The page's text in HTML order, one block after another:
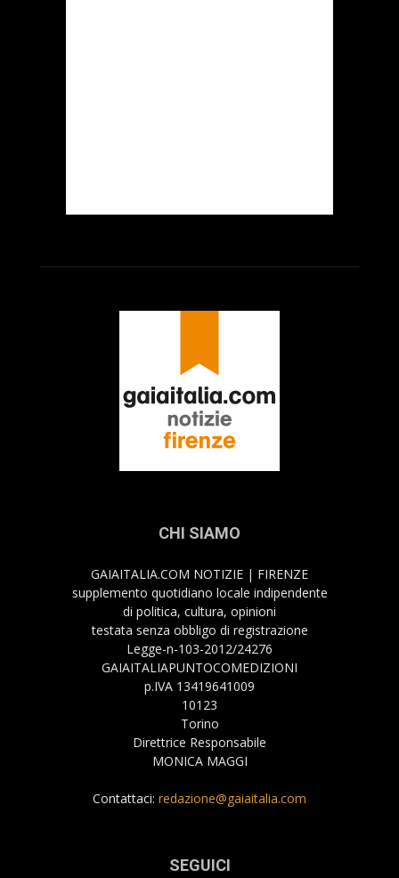
CHI SIAMO
GAIAITALIA.COM NOTIZIE | FIRENZE
supplemento quotidiano locale indipendente
di politica, cultura, opinioni
testata senza obbligo di registrazione
Legge-n-103-2012/24276
GAIAITALIAPUNTOCOMEDIZIONI
p.IVA 13419641009
10123
Torino
Direttrice Responsabile
MONICA MAGGI
Contattaci: redazione@gaiaitalia.com
SEGUICI